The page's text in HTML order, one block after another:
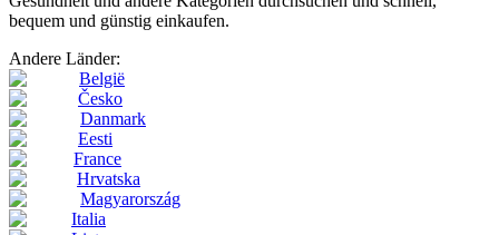
bequem und günstig einkaufen.
Andere Länder:
België
Česko
Danmark
Eesti
France
Hrvatska
Magyarország
Italia